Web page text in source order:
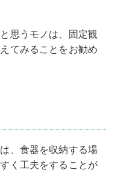
思うモノは、固定観
てみることをお勧め
、食器を収納する場
く工夫をすることが